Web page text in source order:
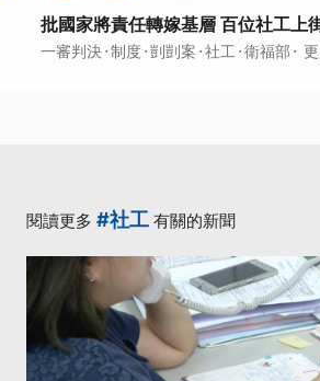
批國家將責任轉嫁基層 百位社工上
一審判決·制度·剴剴案 ·社工 ·衛福部 ·
閱讀更多 #社工 有關的新聞